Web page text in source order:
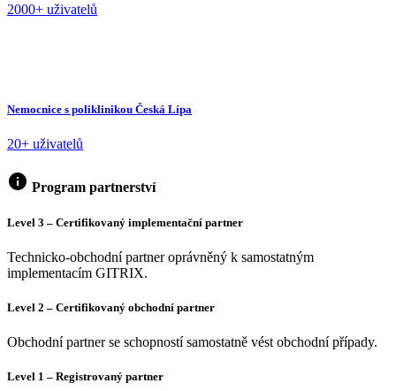
2000+ uživatelů
Nemocnice s poliklinikou Česká Lípa
20+ uživatelů
info Program partnerství
Level 3 – Certifikovaný implementační partner
Technicko-obchodní partner oprávněný k samostatným
implementacím GITRIX.
Level 2 – Certifikovaný obchodní partner
Obchodní partner se schopností samostatně vést obchodní případy.
Level 1 – Registrovaný partner